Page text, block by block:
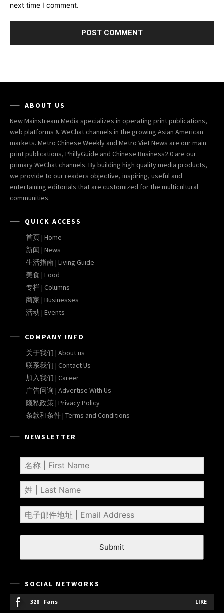
next time I comment.
ABOUT US
New Mainstream Media specializes in operating print publications,
web platforms & WeChat channels in the growing Asian American
markets. Metro Chinese Weekly and Metro Viet News are our main
print publications, PhillyGuide and Chinese Business2.0 are our
primary WeChat channels. By building high quality media products,
we provide to our readers objective, inspiring, useful and
entertaining editorials that are customized for the multicultural
communities.
QUICK ACCESS
首页 | Home
新闻 | News
生活指南 | Living Guide
美食 | Food
专栏 | Columns
商家 | Businesses
活动 | Events
COMPANY INFO
关于我们 | About us
联系我们 | Contact Us
加入我们 | Career
广告问询 | Advertise With Us
隐私政策 | Privacy Policy
条款和条件 | Terms and Conditions
NEWSLETTER
Submit
SOCIAL NETWORKS
328 Fans LIKE